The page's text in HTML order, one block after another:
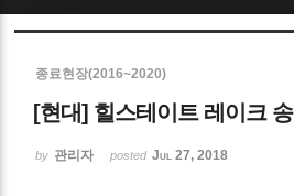
종료현장(2016~2020)
[현대] 힐스테이트 레이크
by 관리자 posted Jul 27, 2018
Sketchbook5, 스케